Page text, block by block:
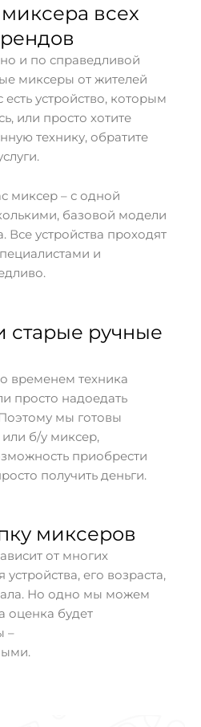
всех
и по справедливой
миксеры от жителей
устройство, которым
или просто хотите
технику, обратите
миксер – с одной
базовой модели
Все устройства проходят
и
старые ручные
временем техника
просто надоедать
мы готовы
б/у миксер,
приобрести
получить деньги.
миксеров
от многих
его возраста,
Но одно мы можем
оценка будет
–